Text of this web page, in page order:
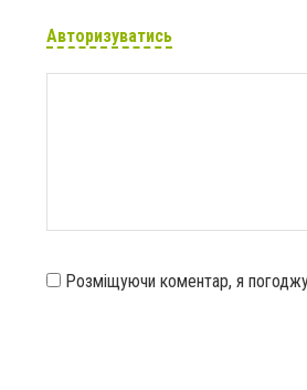
Авторизуватись
Розміщуючи коментар, я